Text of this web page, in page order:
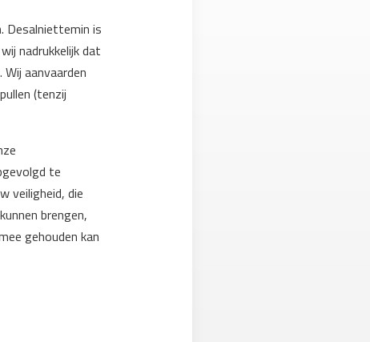
Desalniettemin is
nadrukkelijk dat
aanvaarden
(tenzij
te
veiligheid, die
brengen,
gehouden kan